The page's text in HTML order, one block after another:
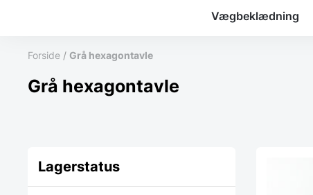
Vægbeklædning
Forside / Grå hexagontavle
Grå hexagontavle
Lagerstatus